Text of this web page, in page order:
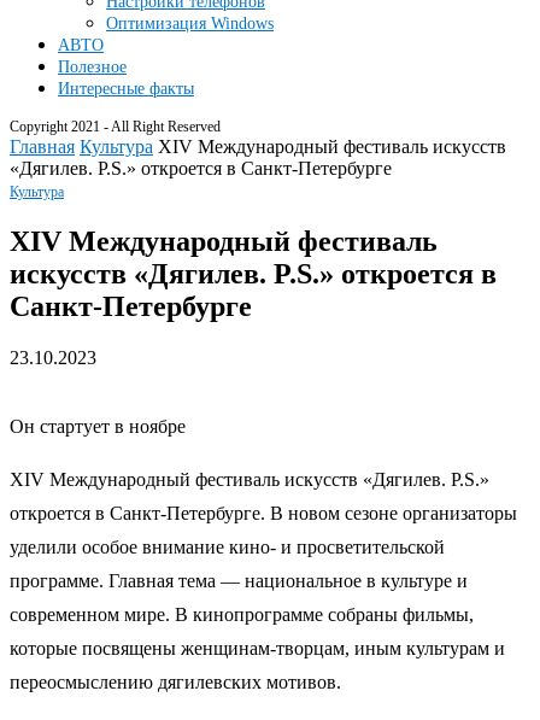
Оптимизация Windows
АВТО
Полезное
Интересные факты
Copyright 2021 - All Right Reserved
Главная Культура XIV Международный фестиваль искусств
«Дягилев. P.S.» откроется в Санкт-Петербурге
Культура
XIV Международный фестиваль
искусств «Дягилев. P.S.» откроется в
Санкт-Петербурге
23.10.2023
Он стартует в ноябре
XIV Международный фестиваль искусств «Дягилев. P.S.»
откроется в Санкт-Петербурге. В новом сезоне организаторы
уделили особое внимание кино- и просветительской
программе. Главная тема — национальное в культуре и
современном мире. В кинопрограмме собраны фильмы,
которые посвящены женщинам-творцам, иным культурам и
переосмыслению дягилевских мотивов.